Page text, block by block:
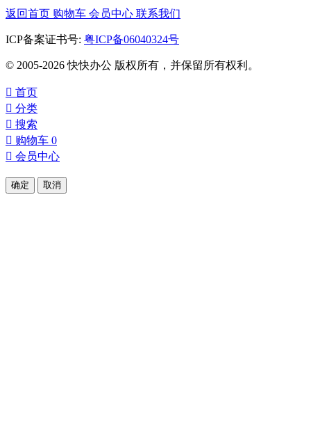
返回首页 购物车 会员中心 联系我们
ICP备案证书号: 粤ICP备06040324号
© 2005-2026 快快办公 版权所有，并保留所有权利。
 首页
 分类
 搜索
 购物车 0
 会员中心
确定 取消